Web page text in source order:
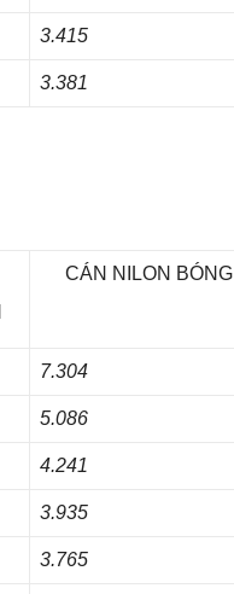
3.415
3.381
CÁN NILON BÓNG
7.304
5.086
4.241
3.935
3.765